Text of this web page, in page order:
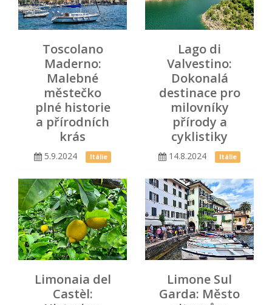
Toscolano
Maderno:
Malebné
městečko
plné historie
a přírodních
krás
5.9.2024 Itálie
Lago di
Valvestino:
Dokonalá
destinace pro
milovníky
přírody a
cyklistiky
14.8.2024 Itálie
Limonaia del
Castèl:
Limone Sul
Garda: Město